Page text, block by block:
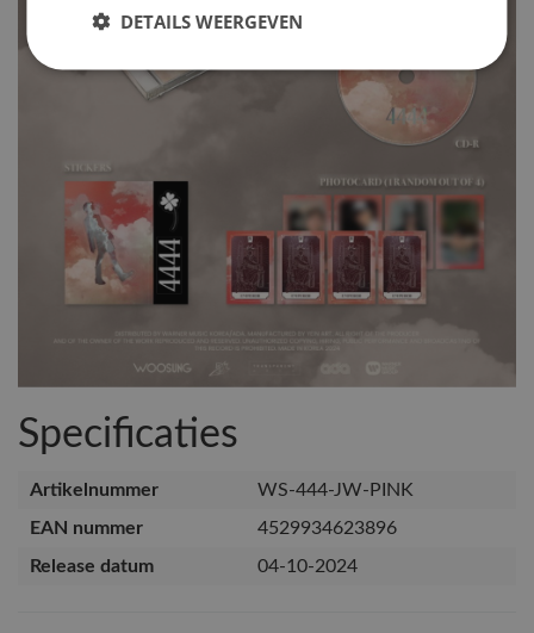
Specificaties
Artikelnummer
WS-444-JW-PINK
EAN nummer
4529934623896
Release datum
04-10-2024
DETAILS WEERGEVEN